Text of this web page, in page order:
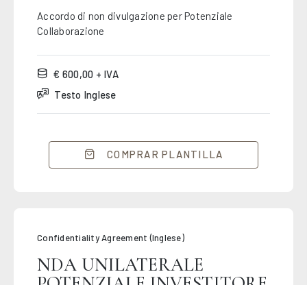
Accordo di non divulgazione per Potenziale
Collaborazione
€ 600,00 + IVA
Testo Inglese
COMPRAR PLANTILLA
Confidentiality Agreement (Inglese)
NDA UNILATERALE